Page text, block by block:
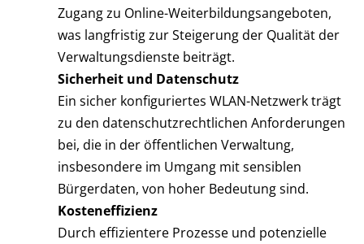
Zugang zu Online-Weiterbildungsangeboten,
was langfristig zur Steigerung der Qualität der
Verwaltungsdienste beiträgt.
Sicherheit und Datenschutz
Ein sicher konfiguriertes WLAN-Netzwerk trägt
zu den datenschutzrechtlichen Anforderungen
bei, die in der öffentlichen Verwaltung,
insbesondere im Umgang mit sensiblen
Bürgerdaten, von hoher Bedeutung sind.
Kosteneffizienz
Durch effizientere Prozesse und potenzielle